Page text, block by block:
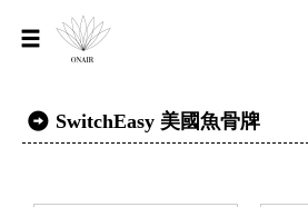
SwitchEasy 美國魚骨牌